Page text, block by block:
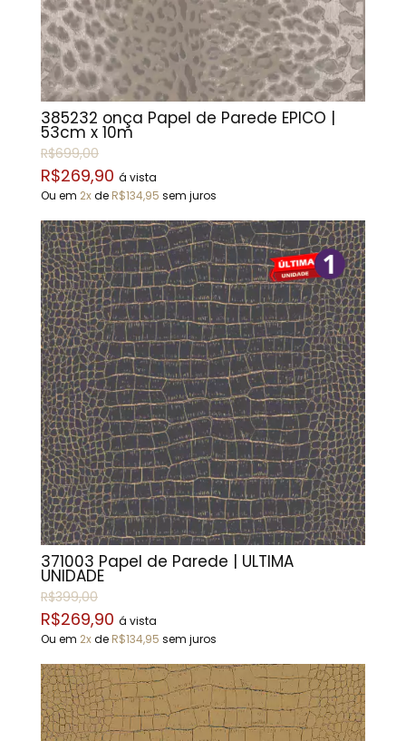
385232 onça Papel de Parede EPICO |
53cm x 10m
R$699,00
R$269,90 á vista
Ou em 2xde R$134,95 sem juros
371003 Papel de Parede | ÚLTIMA
UNIDADE
R$399,00
R$269,90 á vista
Ou em 2xde R$134,95 sem juros